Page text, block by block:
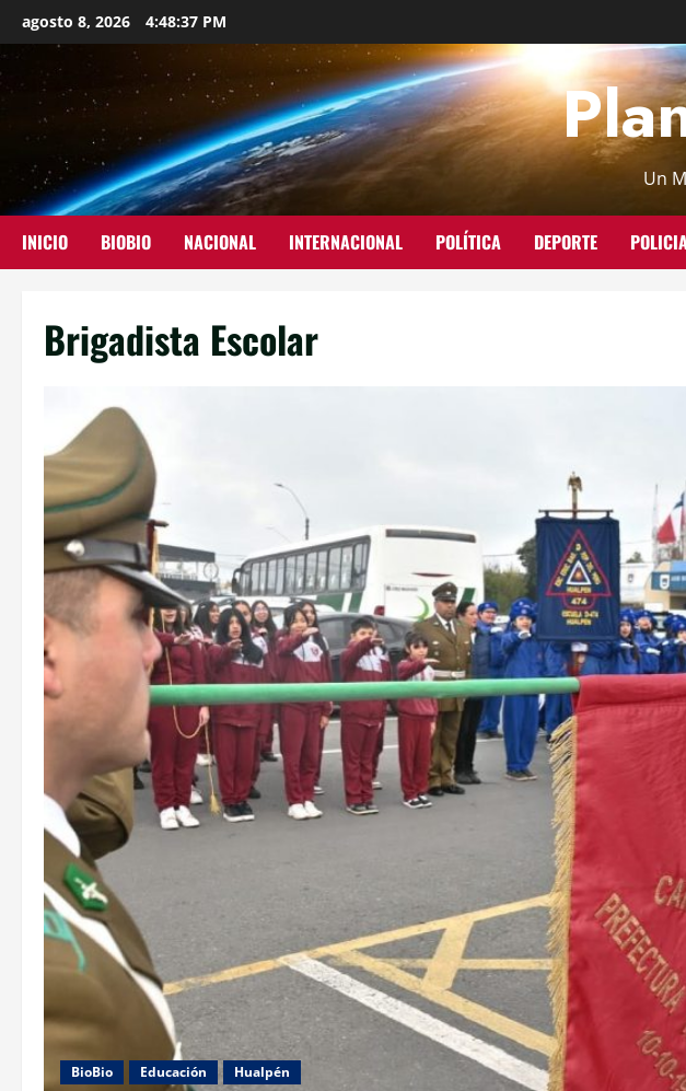
agosto 8, 2026 4:48:38 PM
Un
INICIO BIOBIO NACIONAL INTERNACIONAL POLÍTICA DEPORTE
Brigadista Escolar
BioBio Educación Hualpén